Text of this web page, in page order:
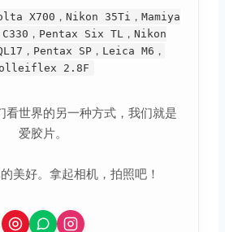
X700，Nikon 35Ti，Mamiya
C330，Pentax Six TL，Nikon
，Pentax SP，Leica M6，
2.8F
看世界的另一种方式，我们就是
爱胶片。
美好。拿起相机，拍照吧！